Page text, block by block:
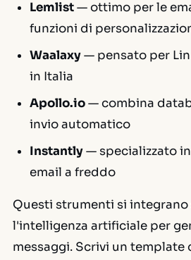
Lemlist— ottimo per le
funzioni di
Waalaxy— pensato per
in Italia
Apollo.io— combina
invio automatico
Instantly— specializzato
email a freddo
Questi strumenti si integrano
l'intelligenza artificiale per
messaggi. Scrivi un template